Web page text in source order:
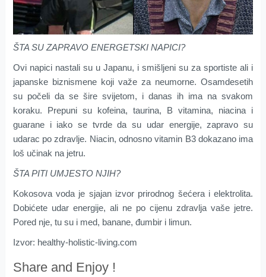
ŠTA SU ZAPRAVO ENERGETSKI NAPICI?
Ovi napici nastali su u Japanu, i smišljeni su za sportiste ali i
japanske biznismene koji važe za neumorne. Osamdesetih
su počeli da se šire svijetom, i danas ih ima na svakom
koraku. Prepuni su kofeina, taurina, B vitamina, niacina i
guarane i iako se tvrde da su udar energije, zapravo su
udarac po zdravlje. Niacin, odnosno vitamin B3 dokazano ima
loš učinak na jetru.
ŠTA PITI UMJESTO NJIH?
Kokosova voda je sjajan izvor prirodnog šećera i elektrolita.
Dobićete udar energije, ali ne po cijenu zdravlja vaše jetre.
Pored nje, tu su i med, banane, đumbir i limun.
Izvor: healthy-holistic-living.com
Share and Enjoy !